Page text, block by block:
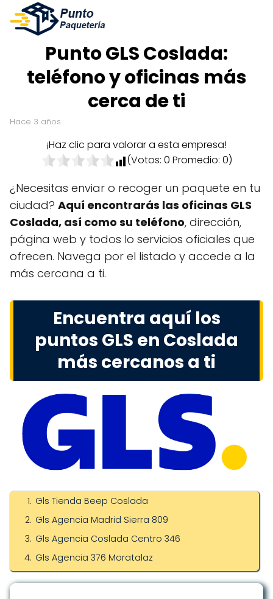
Punto GLS Coslada:
teléfono y oficinas más
cerca de ti
hace 3 años
¡Haz clic para valorar a esta empresa!
(Votos: 0 Promedio: 0)
¿Necesitas enviar o recoger un paquete en tu
ciudad? Aquí encontrarás las oficinas GLS
Coslada, así como su teléfono, dirección,
página web y todos lo servicios oficiales que
ofrecen. Navega por el listado y accede a la
más cercana a ti.
Encuentra aquí los
puntos GLS en Coslada
más cercanos a ti
Gls Tienda Beep Coslada
Gls Agencia Madrid Sierra 809
Gls Agencia Coslada Centro 346
Gls Agencia 376 Moratalaz